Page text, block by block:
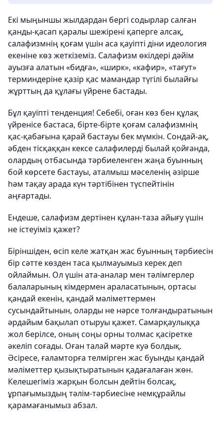
Екі мыңыншы жылдардан бергі содырлар салған
қанды-қасап қаралы шежірені қаперге алсақ,
салафизмнің қоғам үшін аса қауіпті діни идеология
екеніне көз жеткіземіз. Салафизм өкілдері дәйім
ауызға алатын «бидға», «ширк», «кафир», «тағут»
терминдеріне қазір қас мамандар түгілі былайғы
жұрттың да құлағы үйрене бастады.
Бұл қауіпті тенденция! Себебі, оған көз бен құлақ
үйренісе бастаса, бірте-бірте қоғам салафизмнің
қас-қабағына қарай бастауы бек мүмкін. Сондай-ақ,
әбден тісқаққан кексе салафилерді былай қойғанда,
олардың отбасында тәрбиеленген жаңа буынның
бой көрсете бастауы, аталмыш мәселенің әзірше
һәм тақау арада күн тәртібінен түспейтінін
аңғартады.
Ендеше, салафизм дертінен құлан-таза айығу үшін
не істеуіміз қажет?
Біріншіден, өсіп келе жатқан жас буынның тәрбиесін
бір сәтте көзден таса қылмауымыз керек деп
ойлаймын. Ол үшін ата-аналар мен тәлімгерлер
балаларының кімдермен араласатынын, ортасы
қандай екенін, қандай мәліметтермен
сусындайтынын, оларды не нәрсе толғандыратынын
әрдайым бақылап отыруы қажет. Самарқаулыққа
жол берілсе, оның соңы орны толмас қасіретке
әкеліп соғады. Оған талай мәрте куә болдық.
Әсіресе, ғаламторға телмірген жас буынды қандай
мәліметтер қызықтыратынын қадағалаған жөн.
Келешегіміз жарқын болсын дейтін болсақ,
ұрпағымыздың тәлім-тәрбиесіне немқұрайлы
қарамағанымыз абзал.